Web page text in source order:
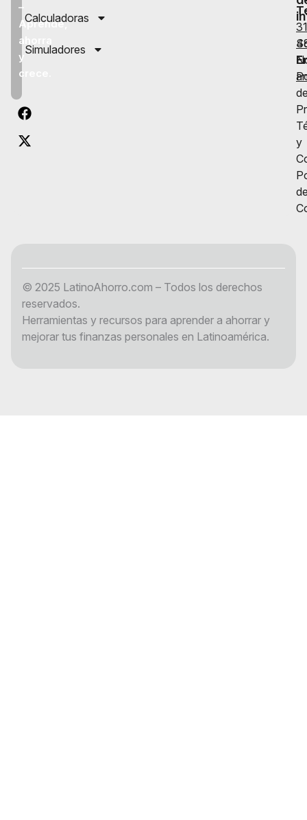
–
Aprende,
ahorra
y
crece.
Calculadoras
Simuladores
y
© 2025 LatinoAhorro.com – Todos los derechos
reservados.
Herramientas y recursos para aprender a ahorrar y
mejorar tus finanzas personales en Latinoamérica.